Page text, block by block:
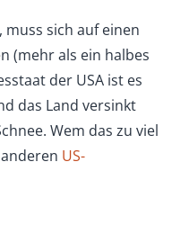
muss sich auf einen
(mehr als ein halbes
der USA ist es
das Land versinkt
Wem das zu viel
US-